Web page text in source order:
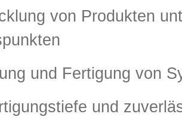
von Produkten
und Fertigung von
und